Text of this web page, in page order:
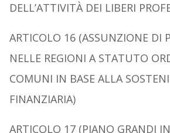
DELL’ATTIVITÀ DEI LIBERI
ARTICOLO 16 (ASSUNZIONE DI
NELLE REGIONI A STATUTO
COMUNI IN BASE ALLA
FINANZIARIA)
ARTICOLO 17 (PIANO GRANDI